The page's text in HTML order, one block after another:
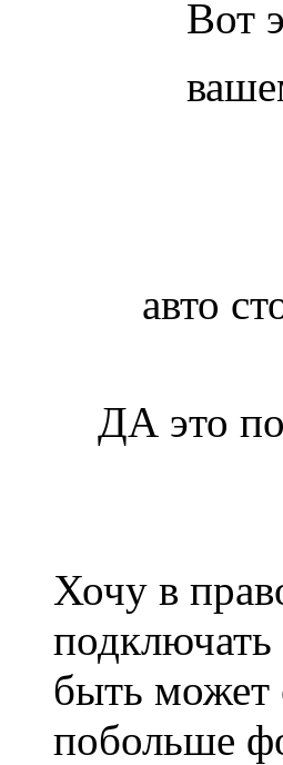
Вот
авто
ДА это
Хочу в
быть может
побольше